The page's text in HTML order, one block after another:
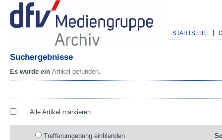
STARTSEITE
Suchergebnisse
Es wurde ein Artikel gefunden.
Alle Artikel markieren
Trefferumgebung einblenden